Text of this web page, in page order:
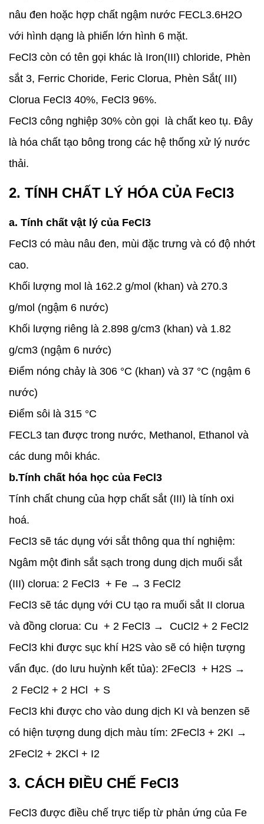
nâu đen hoặc hợp chất ngậm nước FECL3.6H2O
với hình dạng là phiến lớn hình 6 mặt.
FeCl3 còn có tên gọi khác là Iron(III) chloride, Phèn
sắt 3, Ferric Choride, Feric Clorua, Phèn Sắt( III)
Clorua FeCl3 40%, FeCl3 96%.
FeCl3 công nghiệp 30% còn gọi là chất keo tụ. Đây
là hóa chất tạo bông trong các hệ thống xử lý nước
thải.
2. TÍNH CHẤT LÝ HÓA CỦA FeCl3
a. Tính chất vật lý của FeCl3
FeCl3 có màu nâu đen, mùi đặc trưng và có độ nhớt
cao.
Khối lượng mol là 162.2 g/mol (khan) và 270.3
g/mol (ngậm 6 nước)
Khối lượng riêng là 2.898 g/cm3 (khan) và 1.82
g/cm3 (ngậm 6 nước)
Điểm nóng chảy là 306 °C (khan) và 37 °C (ngậm 6
nước)
Điểm sôi là 315 °C
FECL3 tan được trong nước, Methanol, Ethanol và
các dung môi khác.
b.Tính chất hóa học của FeCl3
Tính chất chung của hợp chất sắt (III) là tính oxi
hoá.
FeCl3 sẽ tác dụng với sắt thông qua thí nghiệm:
Ngâm một đinh sắt sạch trong dung dịch muối sắt
(III) clorua: 2 FeCl3 + Fe → 3 FeCl2
FeCl3 sẽ tác dụng với CU tạo ra muối sắt II clorua
và đồng clorua: Cu + 2 FeCl3 → CuCl2 + 2 FeCl2
FeCl3 khi được sục khí H2S vào sẽ có hiện tượng
vẩn đục. (do lưu huỳnh kết tủa): 2FeCl3 + H2S →
2 FeCl2 + 2 HCl + S
FeCl3 khi được cho vào dung dịch KI và benzen sẽ
có hiện tượng dung dịch màu tím: 2FeCl3 + 2KI →
2FeCl2 + 2KCl + I2
3. CÁCH ĐIỀU CHẾ FeCl3
FeCl3 được điều chế trực tiếp từ phản ứng của Fe